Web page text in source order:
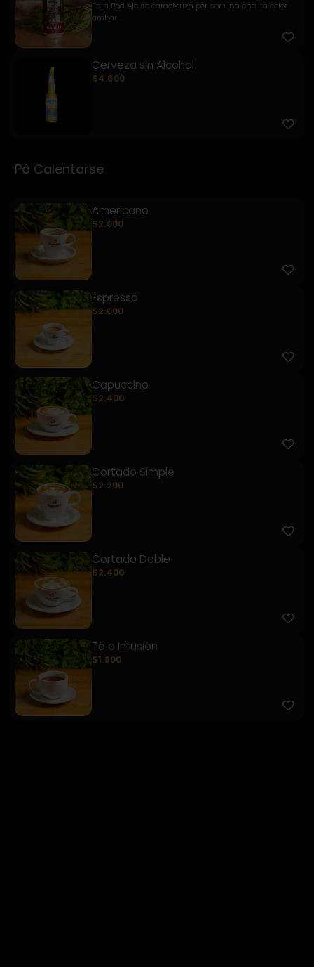
Esta Red Ale se caracteriza por ser una chelita color
ámbar ...
Cerveza sin Alcohol
$4.600
Pá Calentarse
Americano
$2.000
Espresso
$2.000
Capuccino
$2.400
Cortado Simple
$2.200
Cortado Doble
$2.400
Té o Infusión
$1.800